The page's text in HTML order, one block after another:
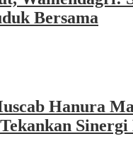
Bersama
Hanura
Sinergi